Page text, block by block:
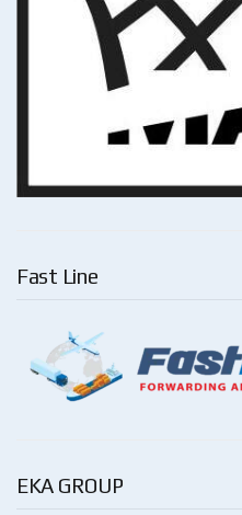
Fast Line
EKA GROUP